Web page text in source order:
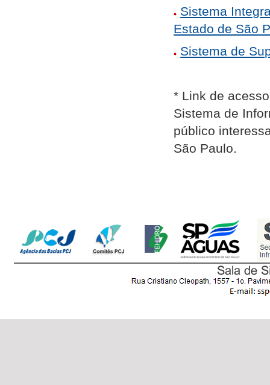
Sistema
Estado de São
Sistema de
* Link de
Sistema de
público
São Paulo.